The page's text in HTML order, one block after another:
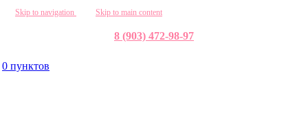
Skip to navigation Skip to main content
8 (903) 472-98-97
0 пунктов